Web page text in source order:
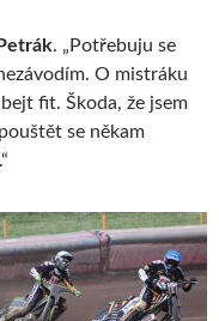
. „Potřebuju se
O mistráku
fit. Škoda, že jsem
se někam